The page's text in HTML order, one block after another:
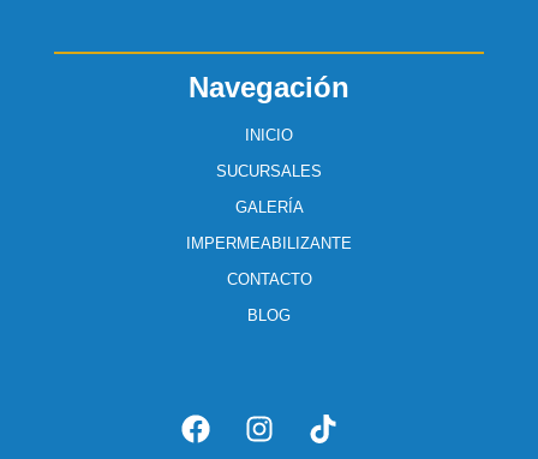
Navegación
INICIO
SUCURSALES
GALERÍA
IMPERMEABILIZANTE
CONTACTO
BLOG